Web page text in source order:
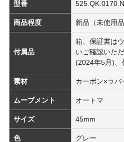
型番
商品程度 新品（未使用品
付属品
箱、保証書は
いご確認いた
(2024年5月)、
素材 カーボン×ラバ
ムーブメント オートマ
サイズ 45mm
色 グレー